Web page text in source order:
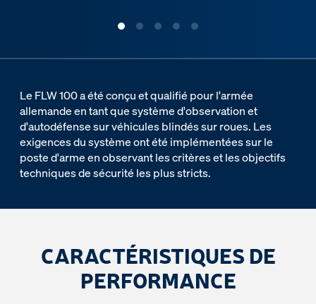
Le FLW 100 a été conçu et qualifié pour l'armée
allemande en tant que système d'observation et
d'autodéfense sur véhicules blindés sur roues. Les
exigences du système ont été implémentées sur le
poste d'arme en observant les critères et les objectifs
techniques de sécurité les plus stricts.
CARACTÉRISTIQUES DE
PERFORMANCE